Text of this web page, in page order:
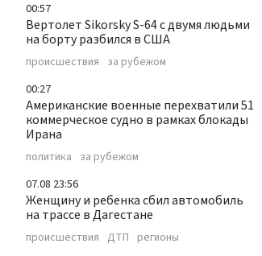
00:57
Вертолет Sikorsky S-64 с двумя людьми
на борту разбился в США
происшествия за рубежом
00:27
Американские военные перехватили 51
коммерческое судно в рамках блокады
Ирана
политика за рубежом
07.08 23:56
Женщину и ребенка сбил автомобиль
на трассе в Дагестане
происшествия ДТП регионы